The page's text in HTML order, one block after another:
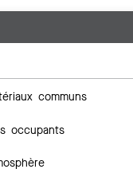
communs
occupants